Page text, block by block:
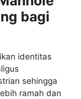
bagi
identitas
sehingga
ramah dan